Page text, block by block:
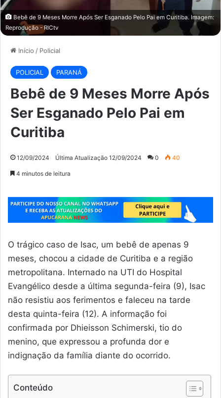
Bebê de 9 Meses Morre Após Ser Esganado Pelo Pai em Curitiba. Imagem:
Reprodução - RICtv
Início / Policial
POLICIAL PARANÁ
Bebê de 9 Meses Morre Após
Ser Esganado Pelo Pai em
Curitiba
12/09/2024 Última Atualização 12/09/2024 0 40
4 minutos de leitura
O trágico caso de Isac, um bebê de apenas 9
meses, chocou a cidade de Curitiba e a região
metropolitana. Internado na UTI do Hospital
Evangélico desde a última segunda-feira (9), Isac
não resistiu aos ferimentos e faleceu na tarde
desta quinta-feira (12). A informação foi
confirmada por Dhieisson Schimerski, tio do
menino, que expressou a profunda dor e
indignação da família diante do ocorrido.
Conteúdo